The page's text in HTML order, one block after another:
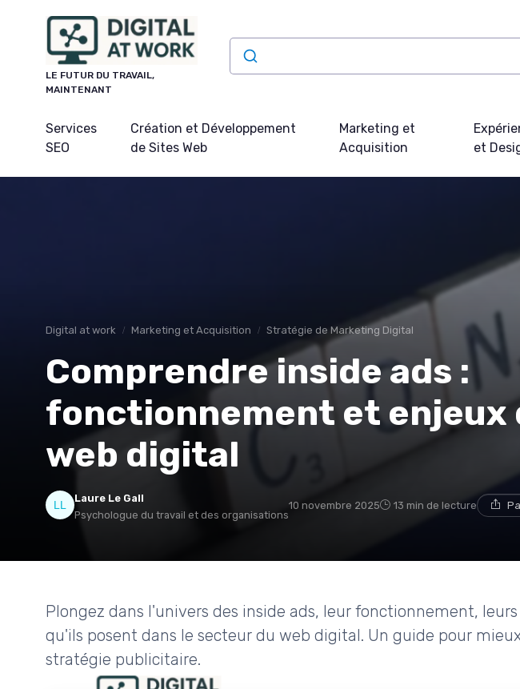
LE FUTUR DU TRAVAIL,
MAINTENANT
Services
SEO
Création et Développement
de Sites Web
Marketing et
Acquisition
et
Digital at work Marketing et Acquisition Stratégie de Marketing Digital
Comprendre inside ads :
fonctionnement et enjeux
web digital
Laure Le Gall
Psychologue du travail et des organisations
10 novembre 2025 13 min de lecture
Plongez dans l'univers des inside ads, leur fonctionnement,
qu'ils posent dans le secteur du web digital. Un guide pour
stratégie publicitaire.